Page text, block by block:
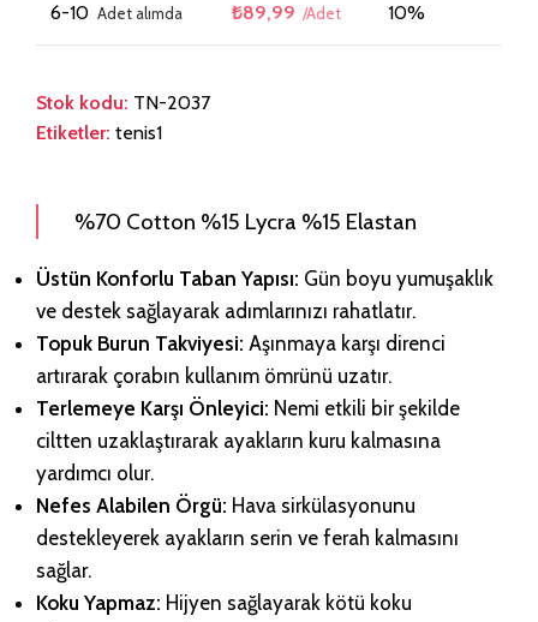
6-10 ₺89,99 10%
Stok kodu: TN-2037
Etiketler: tenis1
%70 Cotton %15 Lycra %15 Elastan
Üstün Konforlu Taban Yapısı: Gün boyu yumuşaklık
ve destek sağlayarak adımlarınızı rahatlatır.
Topuk Burun Takviyesi: Aşınmaya karşı direnci
artırarak çorabın kullanım ömrünü uzatır.
Terlemeye Karşı Önleyici: Nemi etkili bir şekilde
ciltten uzaklaştırarak ayakların kuru kalmasına
yardımcı olur.
Nefes Alabilen Örgü: Hava sirkülasyonunu
destekleyerek ayakların serin ve ferah kalmasını
sağlar.
Koku Yapmaz: Hijyen sağlayarak kötü koku